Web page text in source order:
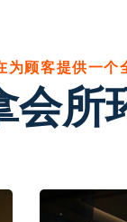
为顾客提供一
会所